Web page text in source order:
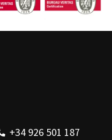
+34 926 501 187